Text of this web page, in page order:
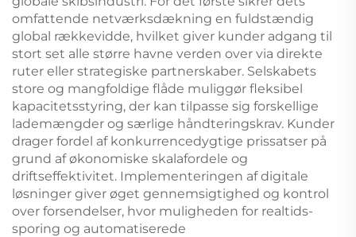
omfattende netværksdækning en fuldstændig
global rækkevidde, hvilket giver kunder adgang til
stort set alle større havne verden over via direkte
ruter eller strategiske partnerskaber. Selskabets
store og mangfoldige flåde muliggør fleksibel
kapacitetsstyring, der kan tilpasse sig forskellige
lademængder og særlige håndteringskrav. Kunder
drager fordel af konkurrencedygtige prissatser på
grund af økonomiske skalafordele og
driftseffektivitet. Implementeringen af digitale
løsninger giver øget gennemsigtighed og kontrol
over forsendelser, hvor muligheden for realtids-
sporing og automatiserede